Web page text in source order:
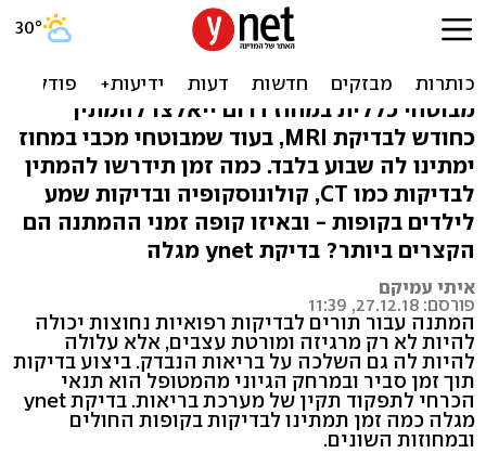
השוואה בין קופות החולים:
כמה זמן תמתינו לבדיקות?
מבוטחי כללית במחוז דרום ייאלצו להמתין
כחודש לבדיקת MRI, בעוד שמבוטחי מכבי במחוז
ימתינו לה שבוע בלבד. כמה זמן תידרשו להמתין
לבדיקות כמו CT, קולונוסקופיה ובדיקות שמע
לילדים בקופות - ובאיזו קופה זמני ההמתנה הם
הקצרים ביותר? בדיקת ynet מגלה
איתי עמיקם
פורסם: 27.12.18, 11:39
המתנה עבור תורים לבדיקות רפואיות נחוצות יכולה
להיות לא רק מרגיזה ומורטת עצבים, אלא עלולה
להיות לה גם השלכה על בריאות הנבדק. ביצוע בדיקות
תוך זמן סביר ובמרחק הגיוני מהמטופל הוא תנאי
הכרחי לתפקוד תקין של מערכת בריאות. בדיקת ynet
מגלה כמה זמן תמתינו לבדיקות בקופות החולים
ובמחוזות השונים.